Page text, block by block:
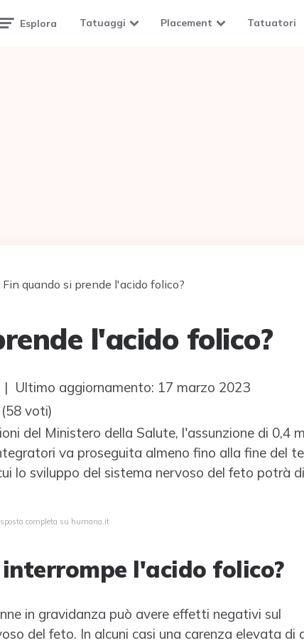
Esplora Tatuaggi Placement Tatuatori
Fin quando si prende l'acido folico?
l'acido folico?
| Ultimo aggiornamento: 17 marzo 2023
(58 voti)
del Ministero della Salute, l'assunzione di 0,4
va proseguita almeno fino alla fine del
lo sviluppo del sistema nervoso del feto potrà
completa su humana.it
interrompe l'acido folico?
in gravidanza può avere effetti negativi sul
del feto. In alcuni casi una carenza elevata di